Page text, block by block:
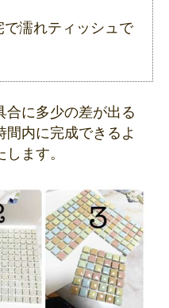
濡れティッシュで
合に多少の差が出る
間内に完成できるよ
ます。